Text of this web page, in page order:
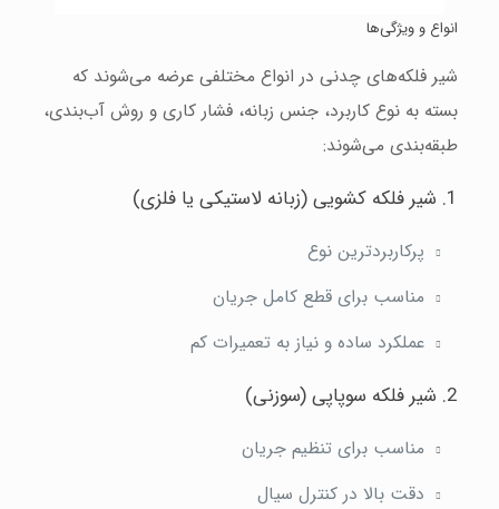
انواع و ویژگی‌ها
شیر فلکه‌های چدنی در انواع مختلفی عرضه می‌شوند که
بسته به نوع کاربرد، جنس زبانه، فشار کاری و روش آب‌بندی،
طبقه‌بندی می‌شوند:
1. شیر فلکه کشویی (زبانه لاستیکی یا فلزی)
پرکاربردترین نوع
مناسب برای قطع کامل جریان
عملکرد ساده و نیاز به تعمیرات کم
2. شیر فلکه سوپاپی (سوزنی)
مناسب برای تنظیم جریان
دقت بالا در کنترل سیال